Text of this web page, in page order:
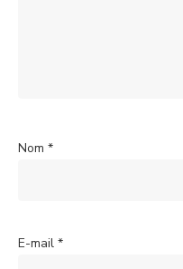
Nom *
E-mail *